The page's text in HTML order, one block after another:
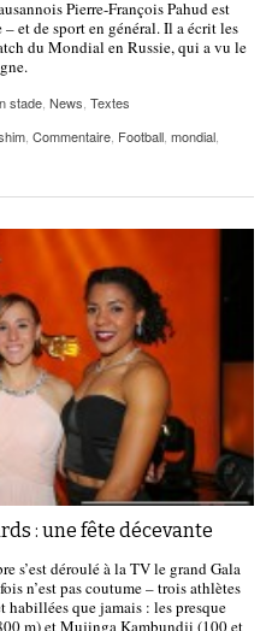
Pierre-François Pahud est
et de sport en général. Il a écrit les
du Mondial en Russie, qui a vu le
stade News Textes
Commentaire Football mondial
: une fête décevante
s’est déroulé à la TV le grand Gala
n’est pas coutume – trois athlètes
habillées que jamais : les presque
m) et Mujinga Kambundji (100 et